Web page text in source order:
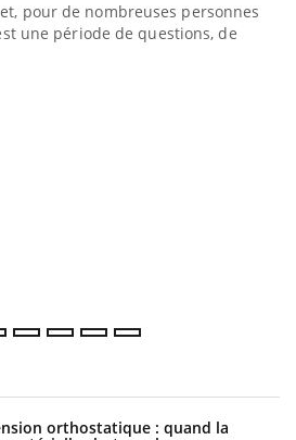
pour de nombreuses personnes
une période de questions, de
orthostatique : quand la